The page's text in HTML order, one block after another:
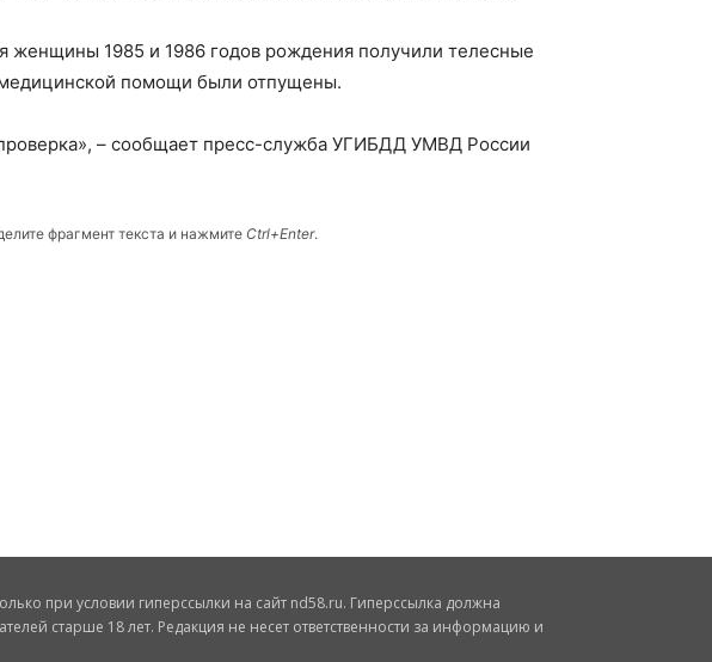
женщины 1985 и 1986 годов рождения получили телесные
помощи были отпущены.
– сообщает пресс-служба УГИБДД УМВД России
фрагмент текста и нажмите Ctrl+Enter.
при условии гиперссылки на сайт nd58.ru. Гиперссылка должна
старше 18 лет. Редакция не несет ответственности за информацию и